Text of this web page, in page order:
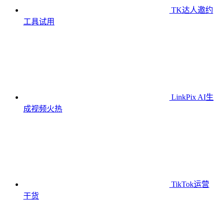
TK达人邀约
工具试用
LinkPix AI生
成视频火热
TikTok运营
干货